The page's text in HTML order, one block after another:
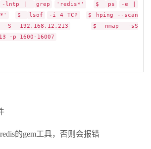
-lntp | grep 'redis*' $ ps
-e |
$ lsof -i 4 TCP
$ hping --scan
-S 192.168.12.213
$ nmap -sS
-p 1600-16007
的gem工具，否则会报错